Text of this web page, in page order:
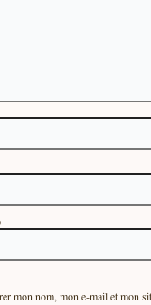
mon nom, mon e-mail et mon